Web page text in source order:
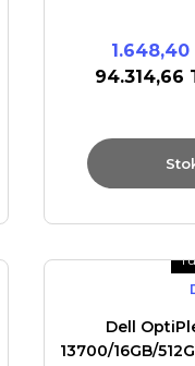
1.648,40
94.314,66
Dell
13700/16GB/